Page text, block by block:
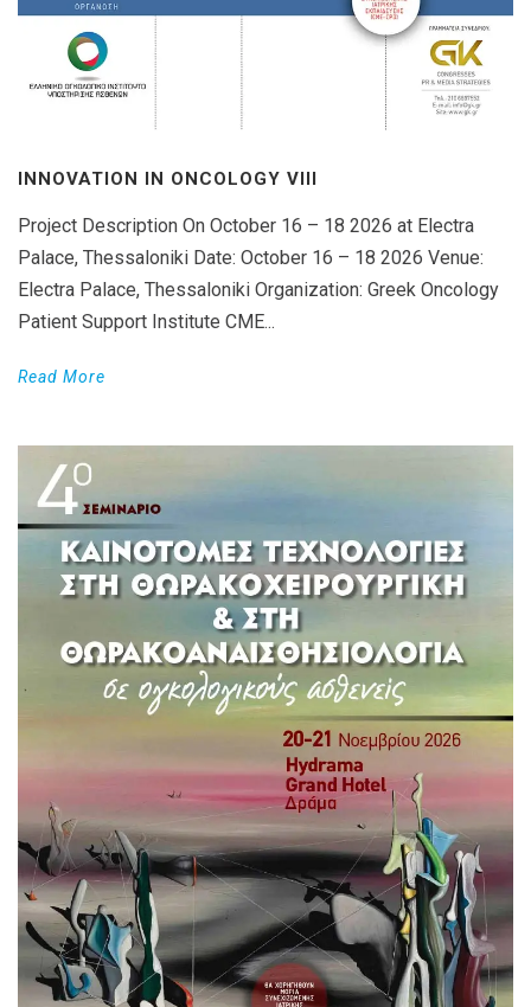
INNOVATION IN ONCOLOGY VΙIΙ
Project Description On October 16 – 18 2026 at Electra
Palace, Thessaloniki Date: October 16 – 18 2026 Venue:
Electra Palace, Thessaloniki Organization: Greek Oncology
Patient Support Institute CME...
Read More